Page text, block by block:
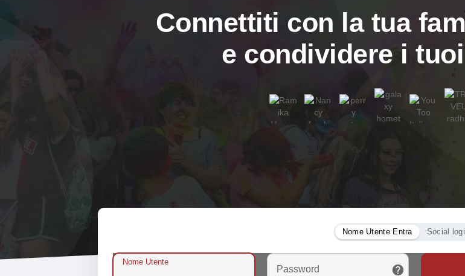
Connettiti con la tua
e condividere i
Nome Utente Entra Social
Nome Utente
Password